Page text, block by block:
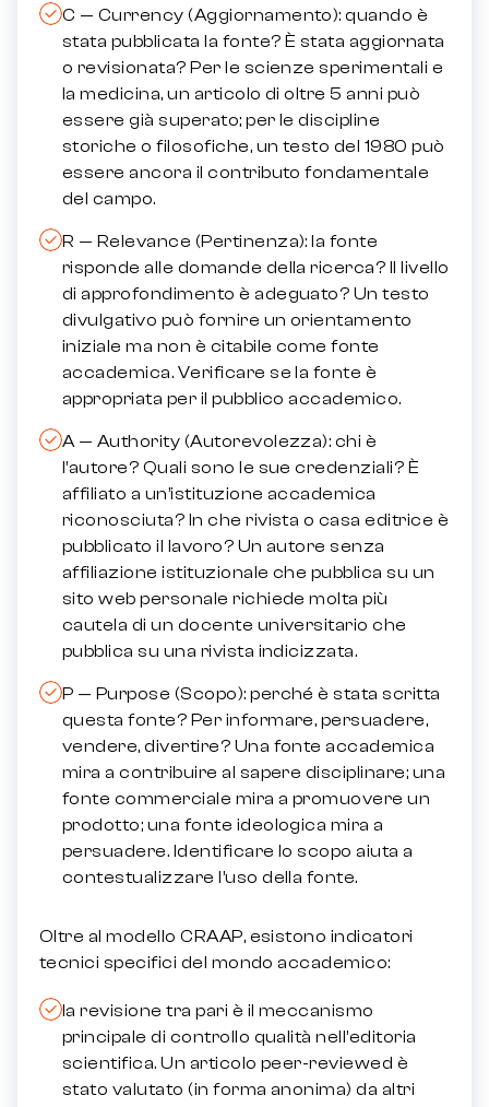
C — Currency (Aggiornamento): quando è
stata pubblicata la fonte? È stata aggiornata
o revisionata? Per le scienze sperimentali e
la medicina, un articolo di oltre 5 anni può
essere già superato; per le discipline
storiche o filosofiche, un testo del 1980 può
essere ancora il contributo fondamentale
del campo.
R — Relevance (Pertinenza): la fonte
risponde alle domande della ricerca? Il livello
di approfondimento è adeguato? Un testo
divulgativo può fornire un orientamento
iniziale ma non è citabile come fonte
accademica. Verificare se la fonte è
appropriata per il pubblico accademico.
A — Authority (Autorevolezza): chi è
l’autore? Quali sono le sue credenziali? È
affiliato a un’istituzione accademica
riconosciuta? In che rivista o casa editrice è
pubblicato il lavoro? Un autore senza
affiliazione istituzionale che pubblica su un
sito web personale richiede molta più
cautela di un docente universitario che
pubblica su una rivista indicizzata.
P — Purpose (Scopo): perché è stata scritta
questa fonte? Per informare, persuadere,
vendere, divertire? Una fonte accademica
mira a contribuire al sapere disciplinare; una
fonte commerciale mira a promuovere un
prodotto; una fonte ideologica mira a
persuadere. Identificare lo scopo aiuta a
contestualizzare l’uso della fonte.
Oltre al modello CRAAP, esistono indicatori
tecnici specifici del mondo accademico:
la revisione tra pari è il meccanismo
principale di controllo qualità nell’editoria
scientifica. Un articolo peer-reviewed è
stato valutato (in forma anonima) da altri